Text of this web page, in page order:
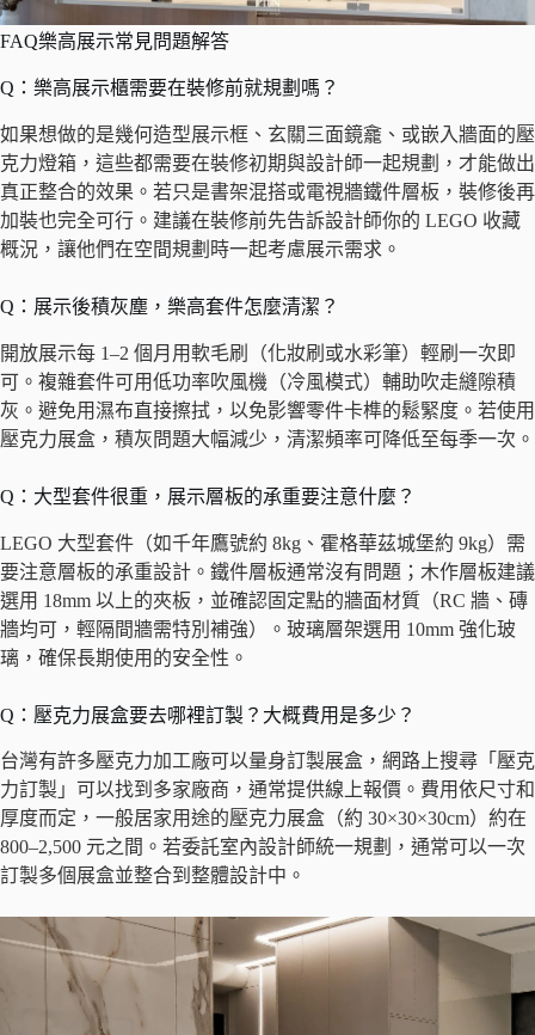
FAQ樂高展示常見問題解答
Q：樂高展示櫃需要在裝修前就規劃嗎？
如果想做的是幾何造型展示框、玄關三面鏡龕、或嵌入牆面的壓
克力燈箱，這些都需要在裝修初期與設計師一起規劃，才能做出
真正整合的效果。若只是書架混搭或電視牆鐵件層板，裝修後再
加裝也完全可行。建議在裝修前先告訴設計師你的 LEGO 收藏
概況，讓他們在空間規劃時一起考慮展示需求。
Q：展示後積灰塵，樂高套件怎麼清潔？
開放展示每 1–2 個月用軟毛刷（化妝刷或水彩筆）輕刷一次即
可。複雜套件可用低功率吹風機（冷風模式）輔助吹走縫隙積
灰。避免用濕布直接擦拭，以免影響零件卡榫的鬆緊度。若使用
壓克力展盒，積灰問題大幅減少，清潔頻率可降低至每季一次。
Q：大型套件很重，展示層板的承重要注意什麼？
LEGO 大型套件（如千年鷹號約 8kg、霍格華茲城堡約 9kg）需
要注意層板的承重設計。鐵件層板通常沒有問題；木作層板建議
選用 18mm 以上的夾板，並確認固定點的牆面材質（RC 牆、磚
牆均可，輕隔間牆需特別補強）。玻璃層架選用 10mm 強化玻
璃，確保長期使用的安全性。
Q：壓克力展盒要去哪裡訂製？大概費用是多少？
台灣有許多壓克力加工廠可以量身訂製展盒，網路上搜尋「壓克
力訂製」可以找到多家廠商，通常提供線上報價。費用依尺寸和
厚度而定，一般居家用途的壓克力展盒（約 30×30×30cm）約在
800–2,500 元之間。若委託室內設計師統一規劃，通常可以一次
訂製多個展盒並整合到整體設計中。